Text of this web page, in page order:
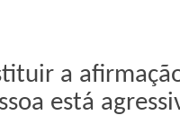
a
está